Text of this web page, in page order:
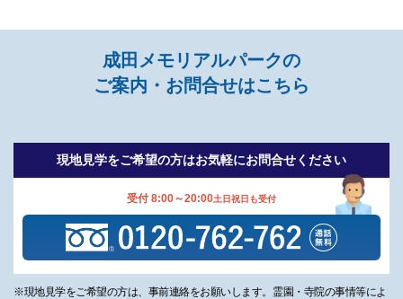
成田メモリアルパークの
ご案内・お問合せはこちら
現地見学をご希望の方はお気軽にお問合せください
受付 8:00～20:00土日祝日も受付
※現地見学をご希望の方は、事前連絡をお願いします。霊園・寺院の事情等によ